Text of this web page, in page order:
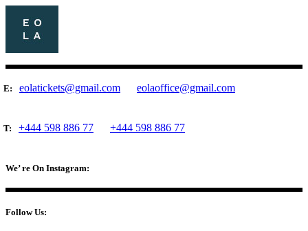
E: eolatickets@gmail.com eolaoffice@gmail.com
T: +444 598 886 77 +444 598 886 77
We’ re On Instagram:
Follow Us: